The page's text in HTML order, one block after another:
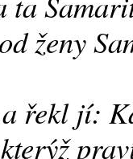
ženy
řekl jí: